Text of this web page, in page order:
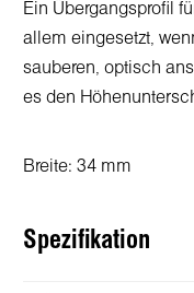
Ein Übergangsprofil
allem eingesetzt,
sauberen, optisch
es den
Breite: 34 mm
Spezifikation